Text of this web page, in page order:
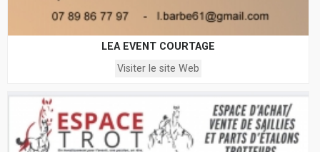
LEA EVENT COURTAGE
Visiter le site Web